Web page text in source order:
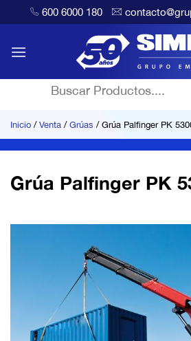
al
600 6000 180
Buscar
Inicio / Venta / Grúas / Grúa Palfinger PK
Grúa Palfinger PK